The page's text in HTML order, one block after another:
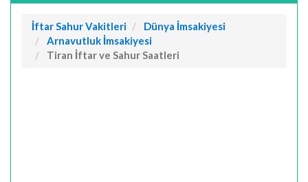
İftar Sahur Vakitleri
Dünya İmsakiyesi
Arnavutluk İmsakiyesi
Tiran İftar ve Sahur Saatleri